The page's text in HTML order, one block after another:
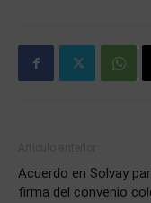
Acuerdo en Solvay
firma del convenio